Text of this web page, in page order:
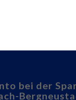
bei der